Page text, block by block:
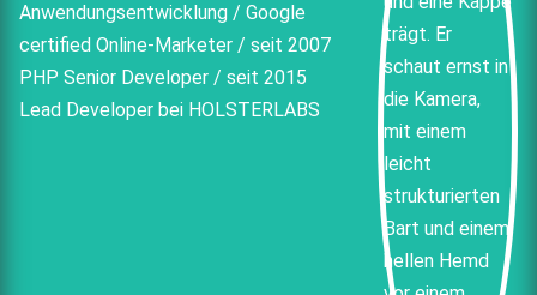
Anwendungsentwicklung / Google
certified Online-Marketer / seit 2007
PHP Senior Developer / seit 2015
Lead Developer bei HOLSTERLABS